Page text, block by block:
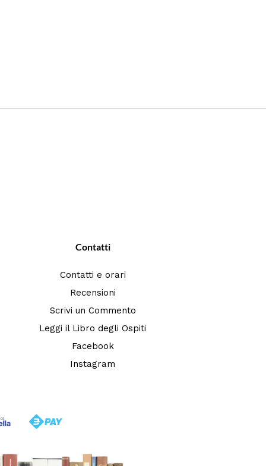
Contatti
Contatti e orari
Recensioni
Scrivi un Commento
Leggi il Libro degli Ospiti
Facebook
Instagram